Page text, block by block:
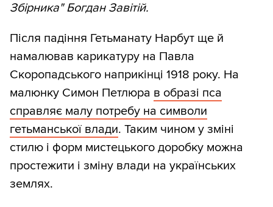
Збірника" Богдан Завітій.
Після падіння Гетьманату Нарбут ще й
намалював карикатуру на Павла
Скоропадського наприкінці 1918 року. На
малюнку Симон Петлюра в образі пса
справляє малу потребу на символи
гетьманської влади. Таким чином у зміні
стилю і форм мистецького доробку можна
простежити і зміну влади на українських
землях.